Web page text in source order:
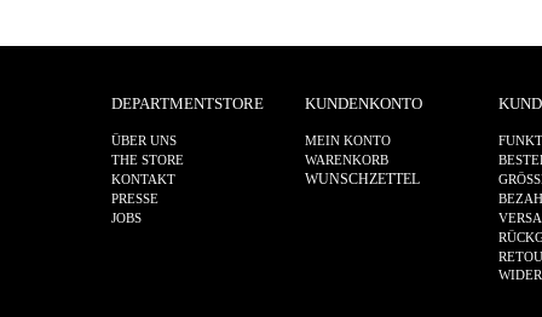
DEPARTMENTSTORE
ÜBER UNS
THE STORE
KONTAKT
PRESSE
JOBS
KUNDENKONTO
MEIN KONTO
WARENKORB
WUNSCHZETTEL